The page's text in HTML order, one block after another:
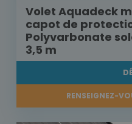
Volet Aquadeck
capot de
Polyvarbonate
3,5 m
RENSEIGNEZ-